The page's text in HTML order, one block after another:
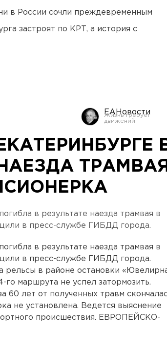
в России сочли преждевременным
застроят по КРТ, а история с
ЕАНовости
ТРАМВАЯ
в результате наезда трамвая в
в пресс-службе ГИБДД города.
в результате наезда трамвая в
в пресс-службе ГИБДД города.
рельсы в районе остановки
го маршрута не успел затормозить.
60 лет от полученных травм
не установлена. Ведется выяснение
происшествия. ЕВРОПЕЙСКО-